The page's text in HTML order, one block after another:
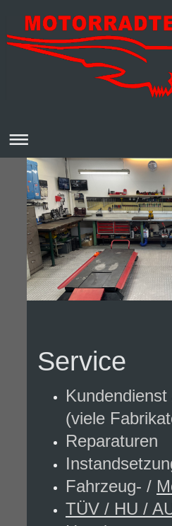
Service
(viele
Reparaturen
Fahrzeug- /
TÜV / HU /